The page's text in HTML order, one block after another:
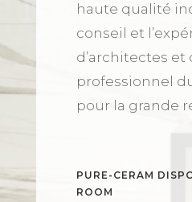
haute qualité
conseil et
d’architectes et
professionnel
pour la grande
PURE-CERAM
ROOM